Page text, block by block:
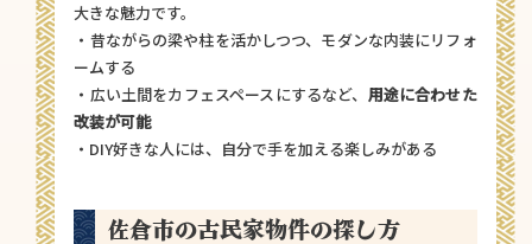
大きな魅力です。
・昔ながらの梁や柱を活かしつつ、モダンな内装にリフォ
ームする
・広い土間をカフェスペースにするなど、 用途に合わせた
改装が可能
・DIY好きな人には、自分で手を加える楽しみがある
佐倉市の古民家物件の探し方